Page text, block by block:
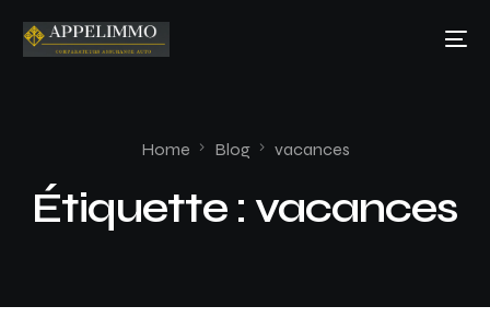
Home Blog vacances
Étiquette :vacances